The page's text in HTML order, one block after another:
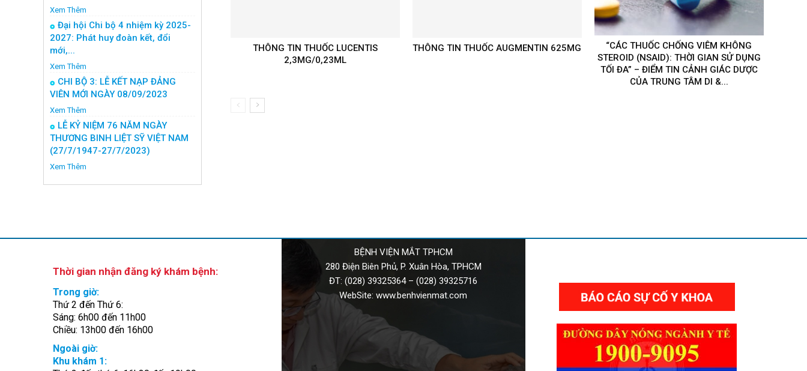
THÔNG TIN THUỐC LUCENTIS
2,3MG/0,23ML
THÔNG TIN THUỐC AUGMENTIN 625MG
“CÁC THUỐC CHỐNG VIÊM KHÔNG
STEROID (NSAID): THỜI GIAN SỬ DỤNG
TỐI ĐA” – ĐIỂM TIN CẢNH GIÁC DƯỢC
CỦA TRUNG TÂM DI &...
Xem Thêm
Đại hội Chi bộ 4 nhiệm kỳ 2025-
2027: Phát huy đoàn kết, đổi
mới,...
Xem Thêm
CHI BỘ 3: LỄ KẾT NẠP ĐẢNG
VIÊN MỚI NGÀY 08/09/2023
Xem Thêm
LỄ KỶ NIỆM 76 NĂM NGÀY
THƯƠNG BINH LIỆT SỸ VIỆT NAM
(27/7/1947-27/7/2023)
Xem Thêm
Thời gian nhận đăng ký khám bệnh:
Trong giờ:
Thứ 2 đến Thứ 6:
Sáng: 6h00 đến 11h00
Chiều: 13h00 đến 16h00
Ngoài giờ:
Khu khám 1:
BỆNH VIỆN MẮT TPHCM
280 Điện Biên Phủ, P. Xuân Hòa, TPHCM
ĐT:(028) 39325364–(028) 39325716
WebSite:www.benhvienmat.com